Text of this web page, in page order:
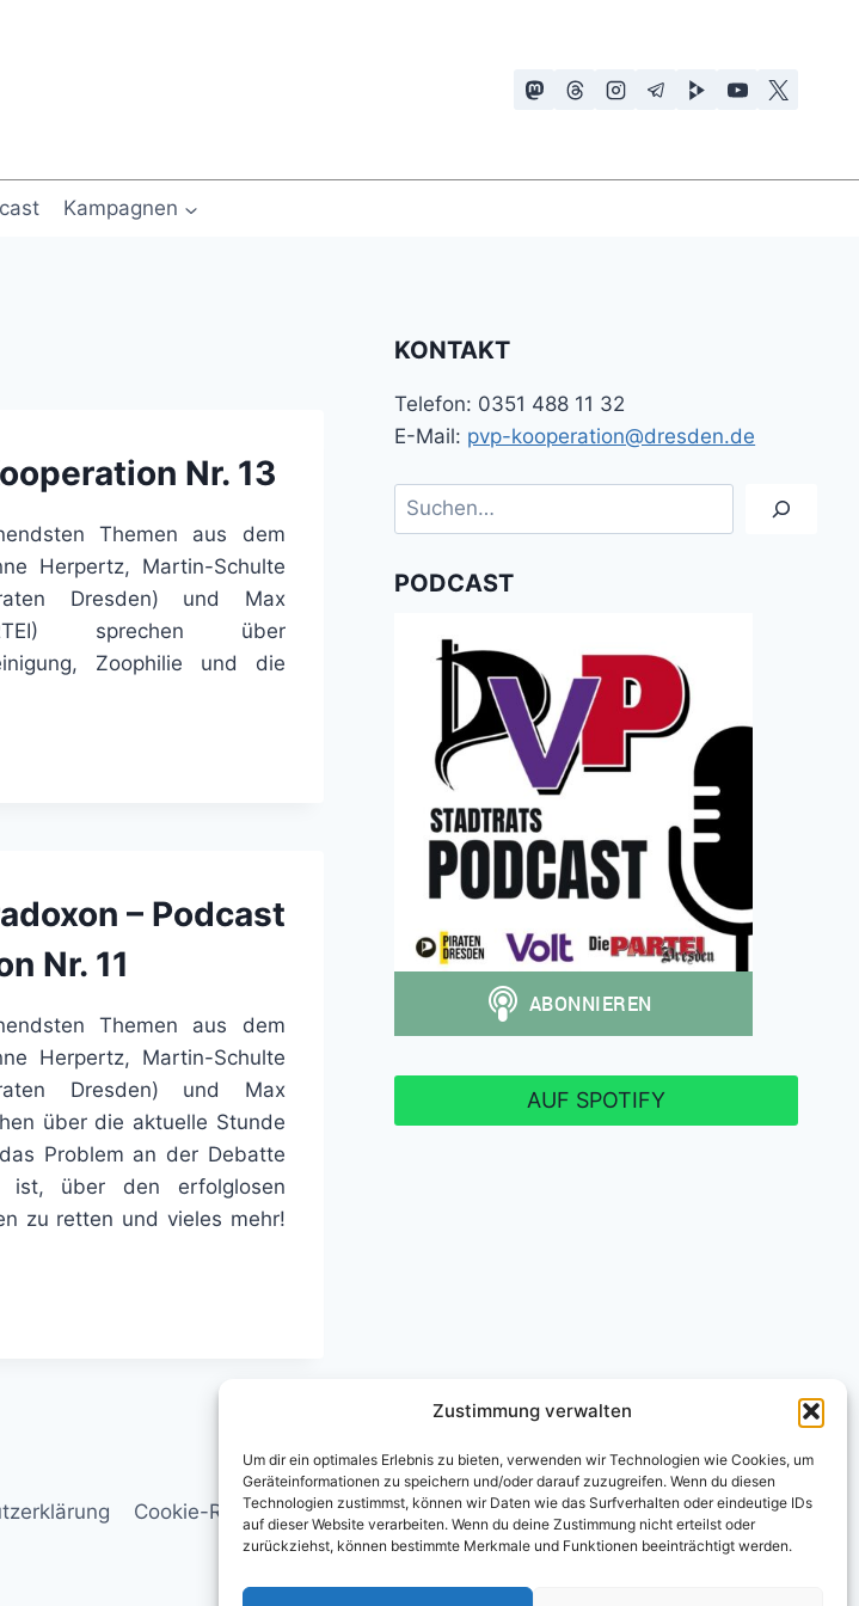
Zustimmung verwalten
Um dir ein optimales Erlebnis zu bieten, verwenden wir Technologien wie Cookies, um
Geräteinformationen zu speichern und/oder darauf zuzugreifen. Wenn du diesen
Technologien zustimmst, können wir Daten wie das Surfverhalten oder eindeutige IDs
auf dieser Website verarbeiten. Wenn du deine Zustimmung nicht erteilst oder
zurückziehst, können bestimmte Merkmale und Funktionen beeinträchtigt werden.
Kampagnen
Nr. 13
Themen aus dem
Herpertz, Martin-Schulte
Dresden) und Max
sprechen über
Zoophilie und die
– Podcast
Nr. 11
Themen aus dem
Herpertz, Martin-Schulte
Dresden) und Max
über die aktuelle Stunde
Problem an der Debatte
ist, über den erfolglosen
zu retten und vieles mehr!
KONTAKT
Telefon: 0351 488 11 32
E-Mail: pvp-kooperation@dresden.de
Suchen
PODCAST
AUF SPOTIFY
Cookie-Richtlinie (EU)